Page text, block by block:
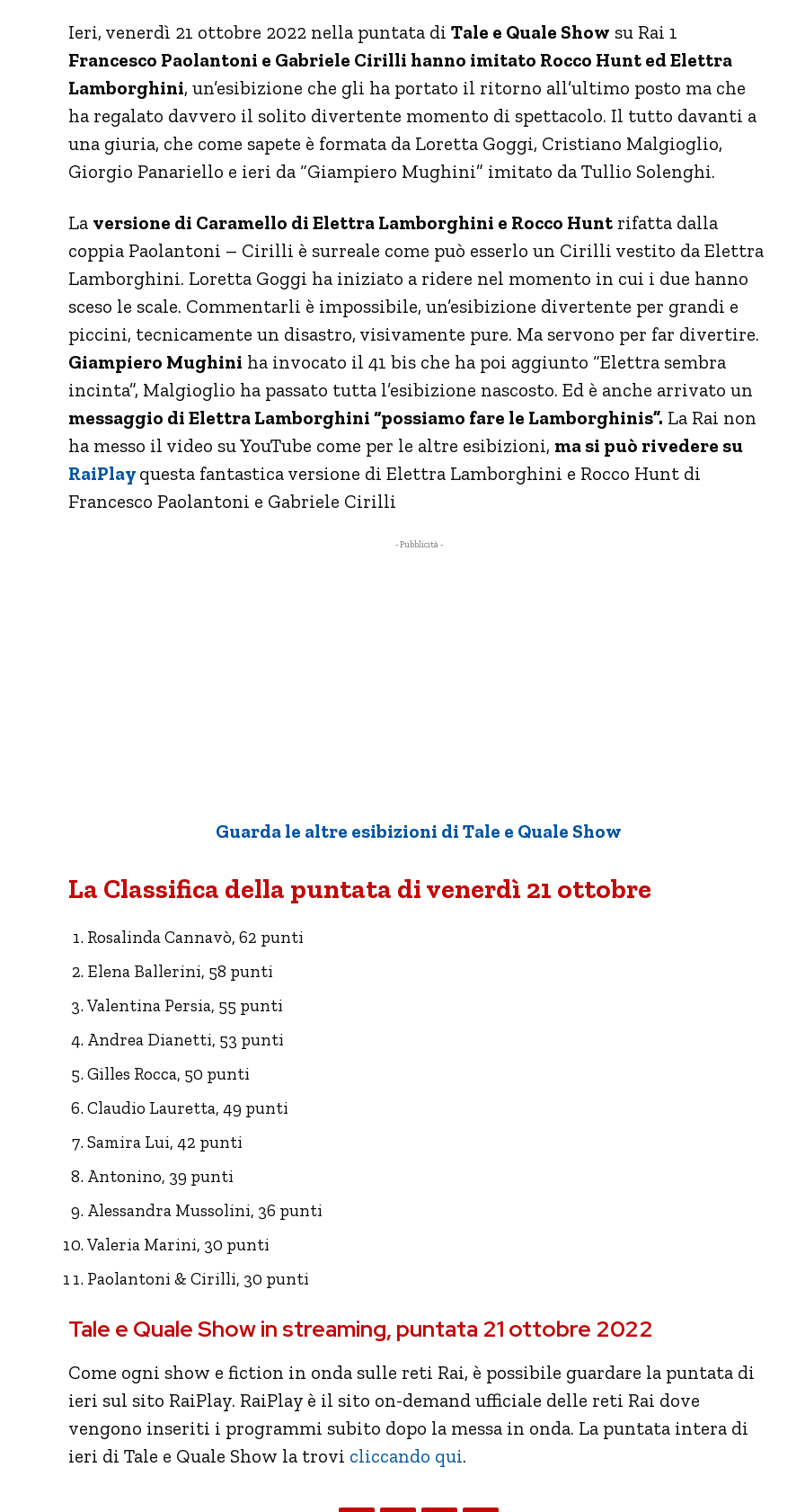
Ieri, venerdì 21 ottobre 2022 nella puntata di Tale e Quale Show su Rai 1
Francesco Paolantoni e Gabriele Cirilli hanno imitato Rocco Hunt ed Elettra
Lamborghini, un’esibizione che gli ha portato il ritorno all’ultimo posto ma che
ha regalato davvero il solito divertente momento di spettacolo. Il tutto davanti a
una giuria, che come sapete è formata da Loretta Goggi, Cristiano Malgioglio,
Giorgio Panariello e ieri da “Giampiero Mughini” imitato da Tullio Solenghi.
La versione di Caramello di Elettra Lamborghini e Rocco Hunt rifatta dalla
coppia Paolantoni – Cirilli è surreale come può esserlo un Cirilli vestito da Elettra
Lamborghini. Loretta Goggi ha iniziato a ridere nel momento in cui i due hanno
sceso le scale. Commentarli è impossibile, un’esibizione divertente per grandi e
piccini, tecnicamente un disastro, visivamente pure. Ma servono per far divertire.
Giampiero Mughini ha invocato il 41 bis che ha poi aggiunto “Elettra sembra
incinta”, Malgioglio ha passato tutta l’esibizione nascosto. Ed è anche arrivato un
messaggio di Elettra Lamborghini “possiamo fare le Lamborghinis”. La Rai non
ha messo il video su YouTube come per le altre esibizioni, ma si può rivedere su
RaiPlay questa fantastica versione di Elettra Lamborghini e Rocco Hunt di
Francesco Paolantoni e Gabriele Cirilli
- Pubblicità -
Guarda le altre esibizioni di Tale e Quale Show
La Classifica della puntata di venerdì 21 ottobre
Rosalinda Cannavò, 62 punti
Elena Ballerini, 58 punti
Valentina Persia, 55 punti
Andrea Dianetti, 53 punti
Gilles Rocca, 50 punti
Claudio Lauretta, 49 punti
Samira Lui, 42 punti
Antonino, 39 punti
Alessandra Mussolini, 36 punti
Valeria Marini, 30 punti
Paolantoni & Cirilli, 30 punti
Tale e Quale Show in streaming, puntata 21 ottobre 2022
Come ogni show e fiction in onda sulle reti Rai, è possibile guardare la puntata di
ieri sul sito RaiPlay. RaiPlay è il sito on-demand ufficiale delle reti Rai dove
vengono inseriti i programmi subito dopo la messa in onda. La puntata intera di
ieri di Tale e Quale Show la trovi cliccando qui.